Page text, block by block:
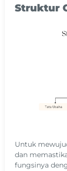
Struktur
Untuk
dan
fungsinya